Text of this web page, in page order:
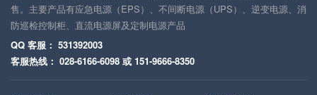
售。主要产品有应急电源（EPS）、不间断电源（UPS）、逆变电源、消
防巡检控制柜、直流电源屏及定制电源产品
QQ 客服： 531392003
客服热线： 028-6166-6098 或 151-9666-8350